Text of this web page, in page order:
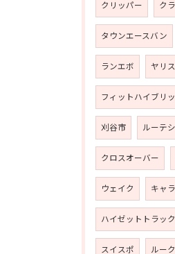
クリッパー ク
タウンエースバン
ランエボ ヤリ
フィットハイブリ
刈谷市 ルーテ
クロスオーバー
ウェイク キャ
ハイゼットトラック
スイスポ ルー